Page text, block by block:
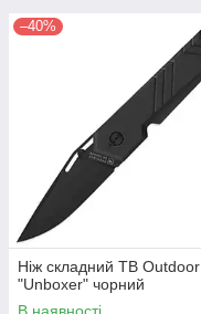
–40%
Ніж складний TB Outdoor
"Unboxer" чорний